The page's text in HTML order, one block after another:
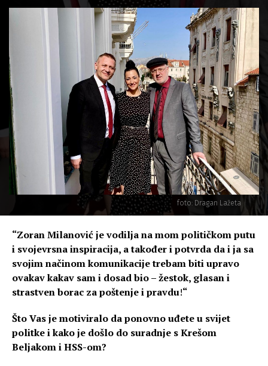
foto: Dragan Lažeta
“Zoran Milanović je vodilja na mom političkom putu
i svojevrsna inspiracija, a također i potvrda da i ja sa
svojim načinom komunikacije trebam biti upravo
ovakav kakav sam i dosad bio – žestok, glasan i
strastven borac za poštenje i pravdu!“
Što Vas je motiviralo da ponovno uđete u svijet
politke i kako je došlo do suradnje s Krešom
Beljakom i HSS-om?